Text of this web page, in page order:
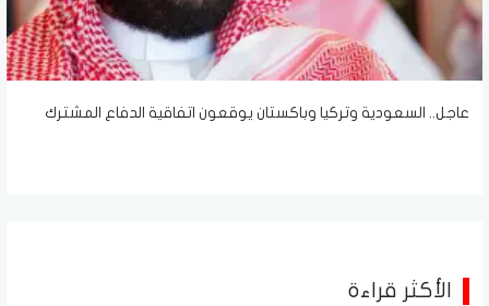
عاجل.. السعودية وتركيا وباكستان يوقعون اتفاقية الدفاع المشترك
الأكثر قراءة